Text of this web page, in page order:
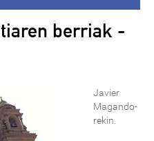
berriak -
Javier
Magando-
rekin.